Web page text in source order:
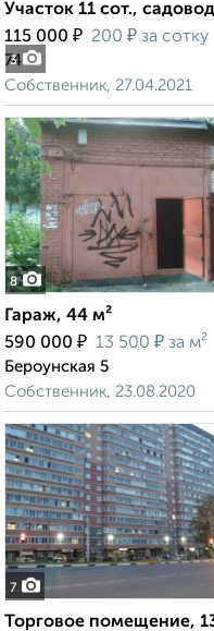
3
Участок 11 сот.,
115 000 ₽ 200 ₽ за сотку
74
Собственник, 27.04.2021
8
Гараж, 44 м²
590 000 ₽ 13 500 ₽ за м²
Бероунская 5
Собственник, 23.08.2020
7
Торговое помещение,